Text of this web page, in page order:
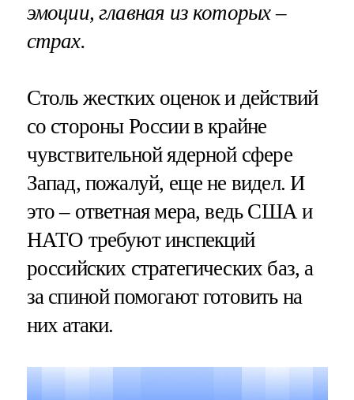
эмоции, главная из которых –
страх.
Столь жестких оценок и действий
со стороны России в крайне
чувствительной ядерной сфере
Запад, пожалуй, еще не видел. И
это – ответная мера, ведь США и
НАТО требуют инспекций
российских стратегических баз, а
за спиной помогают готовить на
них атаки.